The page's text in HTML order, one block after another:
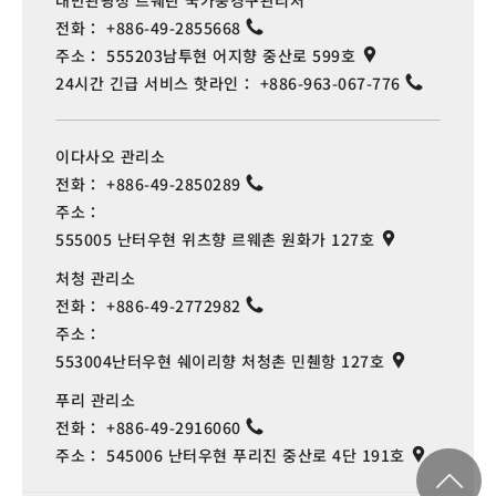
전화： +886-49-2855668
주소： 555203남투현 어지향 중산로 599호
24시간 긴급 서비스 핫라인： +886-963-067-776
이다사오 관리소
전화： +886-49-2850289
주소：
555005 난터우현 위츠향 르웨촌 원화가 127호
처청 관리소
전화： +886-49-2772982
주소：
553004난터우현 쉐이리향 처청촌 민췐항 127호
푸리 관리소
전화： +886-49-2916060
주소： 545006 난터우현 푸리진 중산로 4단 191호